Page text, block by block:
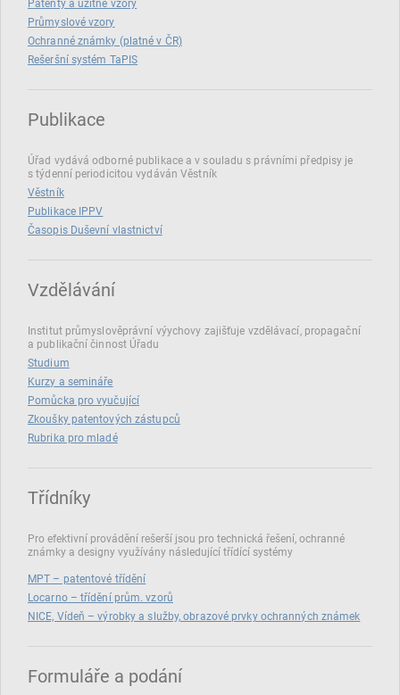
Patenty a užitné vzory
Průmyslové vzory
Ochranné známky (platné v ČR)
Rešeršní systém TaPIS
Publikace
Úřad vydává odborné publikace a v souladu s právními předpisy je
s týdenní periodicitou vydáván Věstník
Věstník
Publikace IPPV
Časopis Duševní vlastnictví
Vzdělávání
Institut průmyslověprávní výychovy zajišťuje vzdělávací, propagační
a publikační činnost Úřadu
Studium
Kurzy a semináře
Pomůcka pro vyučující
Zkoušky patentových zástupců
Rubrika pro mladé
Třídníky
Pro efektivní provádění rešerší jsou pro technická řešení, ochranné
známky a designy využívány následující třídící systémy
MPT – patentové třídění
Locarno – třídění prům. vzorů
NICE, Vídeň – výrobky a služby, obrazové prvky ochranných známek
Formuláře a podání